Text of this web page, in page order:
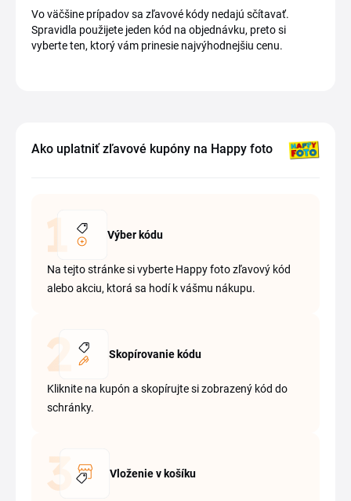
Vo väčšine prípadov sa zľavové kódy nedajú sčítavať.
Spravidla použijete jeden kód na objednávku, preto si
vyberte ten, ktorý vám prinesie najvýhodnejšiu cenu.
Ako uplatniť zľavové kupóny na Happy foto
Výber kódu
Na tejto stránke si vyberte Happy foto zľavový kód
alebo akciu, ktorá sa hodí k vášmu nákupu.
Skopírovanie kódu
Kliknite na kupón a skopírujte si zobrazený kód do
schránky.
Vloženie v košíku